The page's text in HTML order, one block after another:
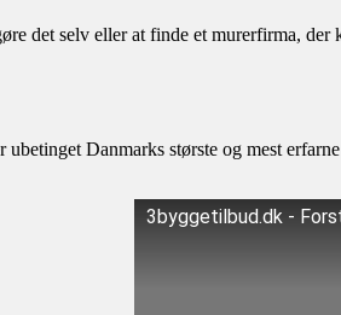
det selv eller at finde et murerfirma,
Danmarks største og mest
3byggetilbud.dk -